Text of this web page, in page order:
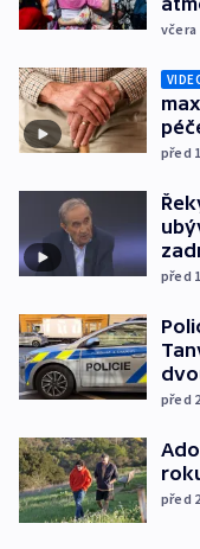
včera
před
před
před
před